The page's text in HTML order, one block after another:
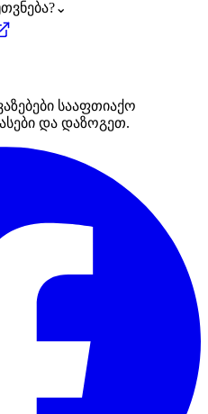
⌄
სააფთიაქო
და დაზოგეთ.